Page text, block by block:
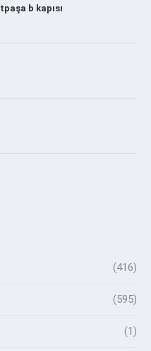
b kapısı
(416)
(595)
(1)